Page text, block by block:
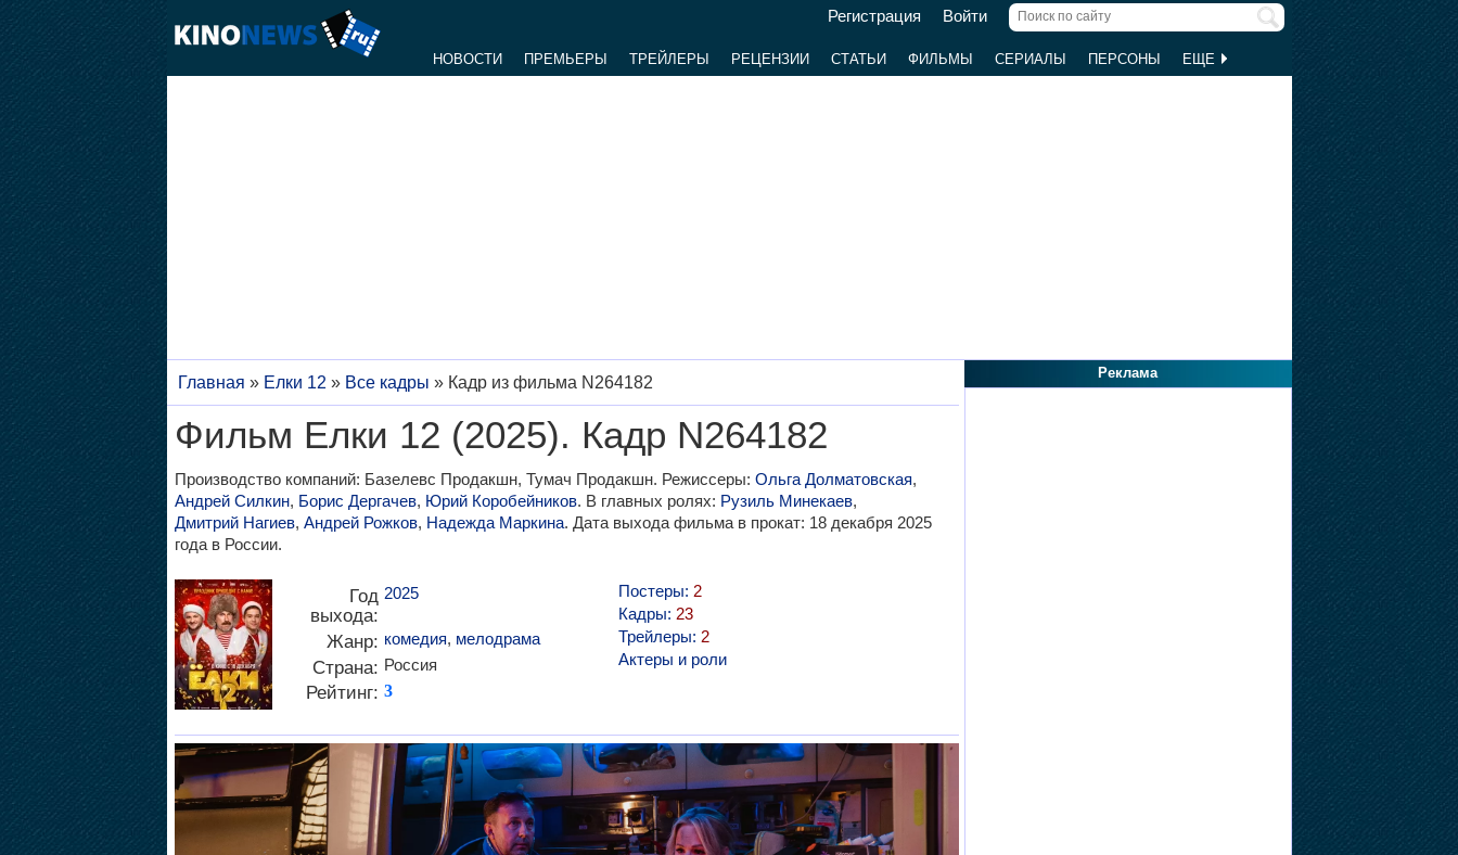
Регистрация Войти
НОВОСТИ ПРЕМЬЕРЫ ТРЕЙЛЕРЫ РЕЦЕНЗИИ СТАТЬИ ФИЛЬМЫ СЕРИАЛЫ ПЕРСОНЫ ЕЩЕ
Главная » Елки 12 » Все кадры » Кадр из фильма N264182
Фильм Елки 12 (2025). Кадр N264182
Производство компаний: Базелевс Продакшн, Тумач Продакшн. Режиссеры: Ольга Долматовская,
Андрей Силкин, Борис Дергачев, Юрий Коробейников. В главных ролях: Рузиль Минекаев,
Дмитрий Нагиев, Андрей Рожков, Надежда Маркина. Дата выхода фильма в прокат: 18 декабря 2025
года в России.
Год
выхода:
2025
Жанр: комедия, мелодрама
Страна: Россия
Рейтинг: 3
Постеры: 2
Кадры: 23
Трейлеры: 2
Актеры и роли
Реклама